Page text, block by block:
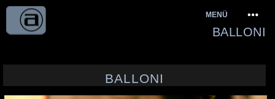
Springe
zum
BALLONI
MENÜ
BALLONI